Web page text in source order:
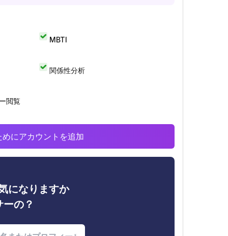
MBTI
関係性分析
閲覧
にアカウントを追加
になりますか
の？